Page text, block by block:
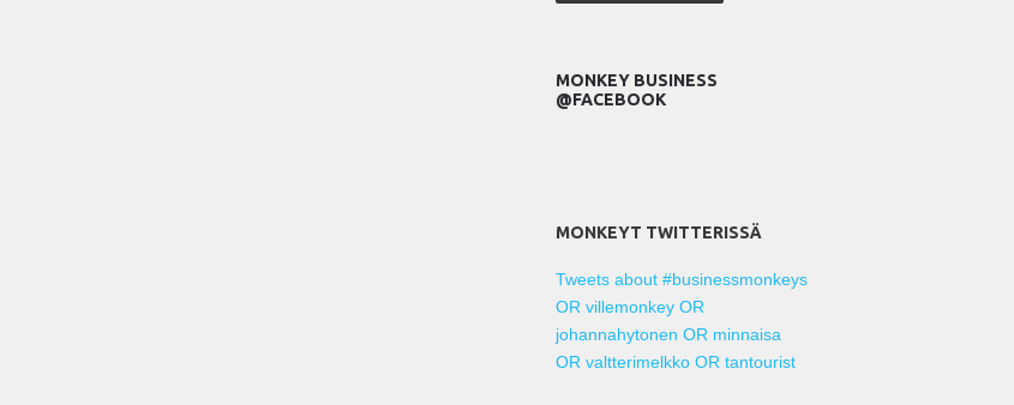
MONKEY BUSINESS
@FACEBOOK
MONKEYT TWITTERISSÄ
Tweets about #businessmonkeys
OR villemonkey OR
johannahytonen OR minnaisa
OR valtterimelkko OR tantourist